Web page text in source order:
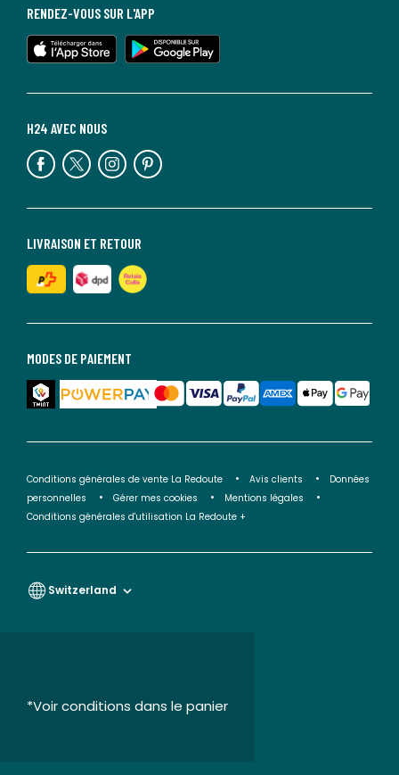
MODES DE PAIEMENT
LIVRAISON ET RETOUR
H24 AVEC NOUS
RENDEZ-VOUS SUR L'APP
Conditions générales de vente La Redoute Avis clients
Données
personnelles
Gérer mes cookies
Mentions légales
Conditions générales d'utilisation La Redoute +
Switzerland
*Voir conditions dans le panier